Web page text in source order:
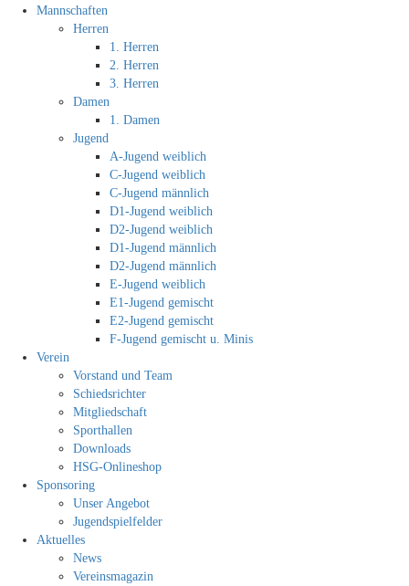
Mannschaften
Herren
1. Herren
2. Herren
3. Herren
Damen
1. Damen
Jugend
A-Jugend weiblich
C-Jugend weiblich
C-Jugend männlich
D1-Jugend weiblich
D2-Jugend weiblich
D1-Jugend männlich
D2-Jugend männlich
E-Jugend weiblich
E1-Jugend gemischt
E2-Jugend gemischt
F-Jugend gemischt u. Minis
Verein
Vorstand und Team
Schiedsrichter
Mitgliedschaft
Sporthallen
Downloads
HSG-Onlineshop
Sponsoring
Unser Angebot
Jugendspielfelder
Aktuelles
News
Vereinsmagazin